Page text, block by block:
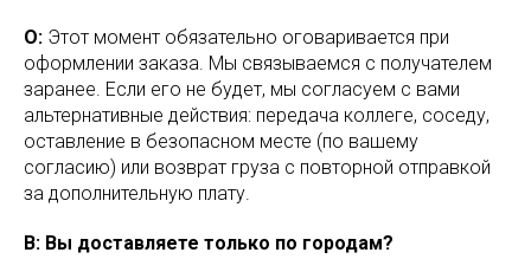
О: Этот момент обязательно оговаривается при
оформлении заказа. Мы связываемся с получателем
заранее. Если его не будет, мы согласуем с вами
альтернативные действия: передача коллеге, соседу,
оставление в безопасном месте (по вашему
согласию) или возврат груза с повторной отправкой
за дополнительную плату.
В: Вы доставляете только по городам?